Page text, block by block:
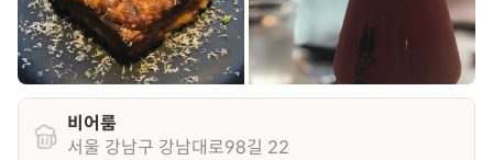
비어룸
서울 강남구 강남대로98길 22